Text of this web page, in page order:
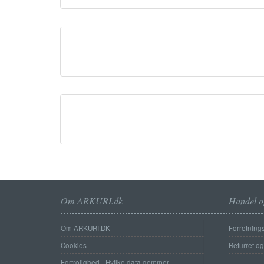
Om ARKURI.dk
Om ARKURI.DK
Cookies
Handel
Returret